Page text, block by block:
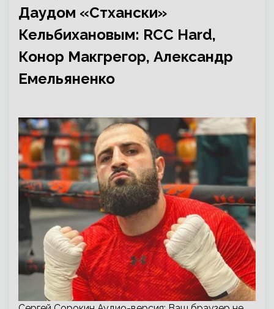
Даудом «Стхански»
Кельбихановым: RCC Hard,
Конор Макгрегор, Александр
Емельяненко